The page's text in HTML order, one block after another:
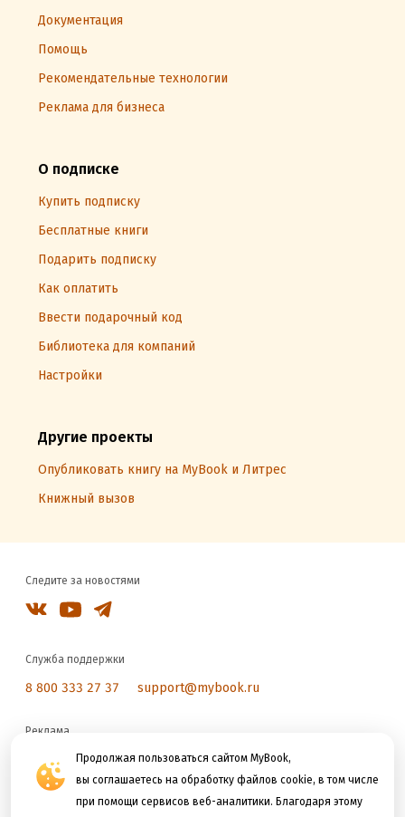
Продолжая пользоваться сайтом MyBook,
вы соглашаетесь на обработку файлов cookie, в том числе
при помощи сервисов веб-аналитики. Благодаря этому
Документация
Помощь
Рекомендательные технологии
Реклама для бизнеса
О подписке
Купить подписку
Бесплатные книги
Подарить подписку
Как оплатить
Ввести подарочный код
Библиотека для компаний
Настройки
Другие проекты
Опубликовать книгу на MyBook и Литрес
Книжный вызов
Следите за новостями
Служба поддержки
8 800 333 27 37 support@mybook.ru
Реклама
reklama@litres.ru
Мы принимаем к оплате